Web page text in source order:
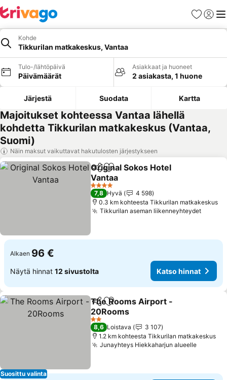
Suosikit
Kohde
Tikkurilan matkakeskus, Vantaa
Tulo-/lähtöpäivä
Päivämäärät
Asiakkaat ja huoneet
2 asiakasta, 1 huone
Järjestä Suodata Kartta
Majoitukset kohteessa Vantaa lähellä
kohdetta Tikkurilan matkakeskus (Vantaa,
Suomi)
Näin maksut vaikuttavat hakutulosten järjestykseen
Jaa Lisää suosikkeihin
Original Sokos Hotel
Vantaa
4 Tähtiluokitus
7,8 Hyvä
4 598
0.3 km kohteesta Tikkurilan matkakeskus
Tikkurilan aseman liikenneyhteydet
Alkaen 96 €
Näytä hinnat 12 sivustolta Katso hinnat
Suosittu valinta
Jaa Lisää suosikkeihin
The Rooms Airport -
20Rooms
2 Tähtiluokitus
8,6 Loistava
3 107
1.2 km kohteesta Tikkurilan matkakeskus
Junayhteys Hiekkaharjun alueelle